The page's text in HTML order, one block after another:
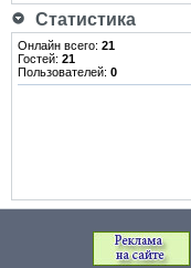
Статистика
Онлайн всего: 21
Гостей: 21
Пользователей: 0